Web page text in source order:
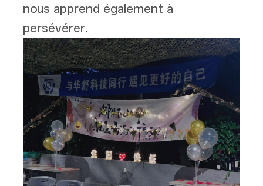
nous apprend également à
persévérer.